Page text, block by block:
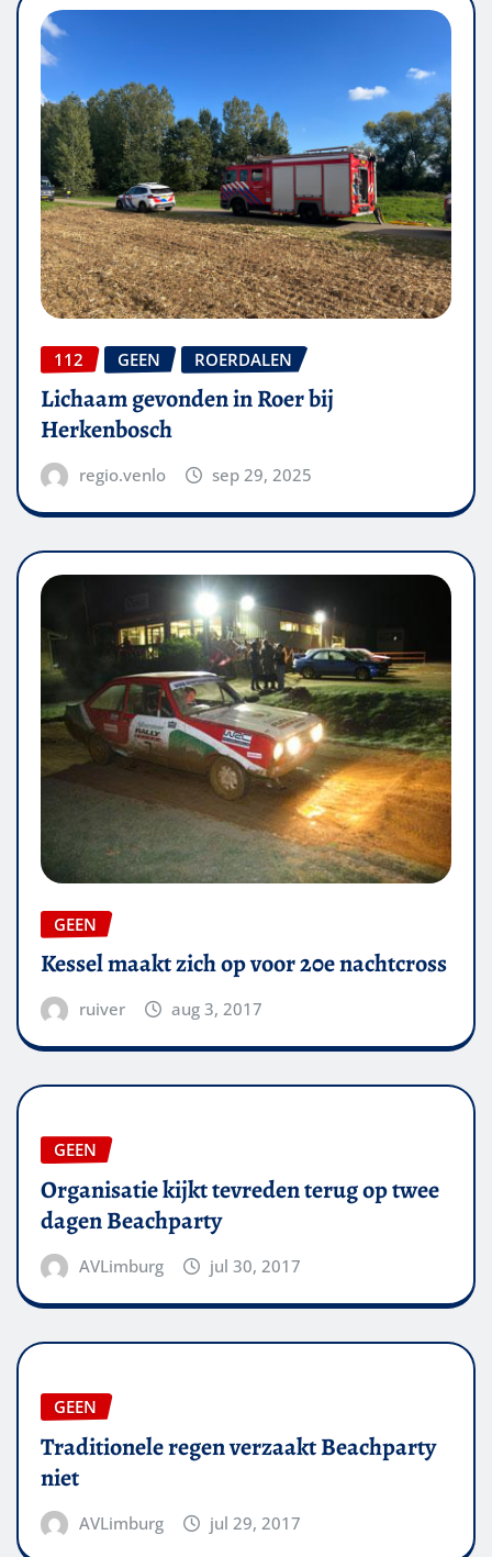
112 GEEN ROERDALEN
Lichaam gevonden in Roer bij
Herkenbosch
regio.venlo sep 29, 2025
GEEN
Kessel maakt zich op voor 20e nachtcross
ruiver aug 3, 2017
GEEN
Organisatie kijkt tevreden terug op twee
dagen Beachparty
AVLimburg jul 30, 2017
GEEN
Traditionele regen verzaakt Beachparty
niet
AVLimburg jul 29, 2017